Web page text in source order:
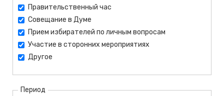
Правительственный час
Совещание в Думе
Прием избирателей по личным вопросам
Участие в сторонних мероприятиях
Другое
Период